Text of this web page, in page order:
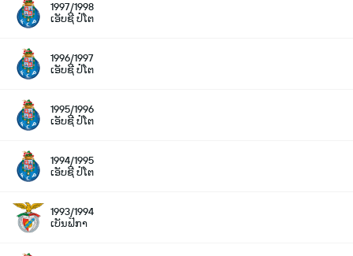
1997/1998
ເອັບຊີ ປໍໂຕ
1996/1997
ເອັບຊີ ປໍໂຕ
1995/1996
ເອັບຊີ ປໍໂຕ
1994/1995
ເອັບຊີ ປໍໂຕ
1993/1994
ເບັນຟິກາ